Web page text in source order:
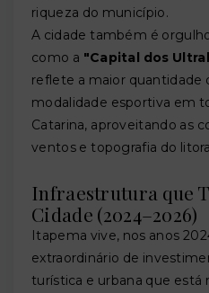
riqueza do município.
A cidade também é
como a "Capital dos
reflete a maior quantidade
modalidade esportiva em
Catarina, aproveitando as
ventos e topografia do
Infraestrutura que
Cidade (2024–2026)
Itapema vive, nos anos
extraordinário de
turística e urbana que está